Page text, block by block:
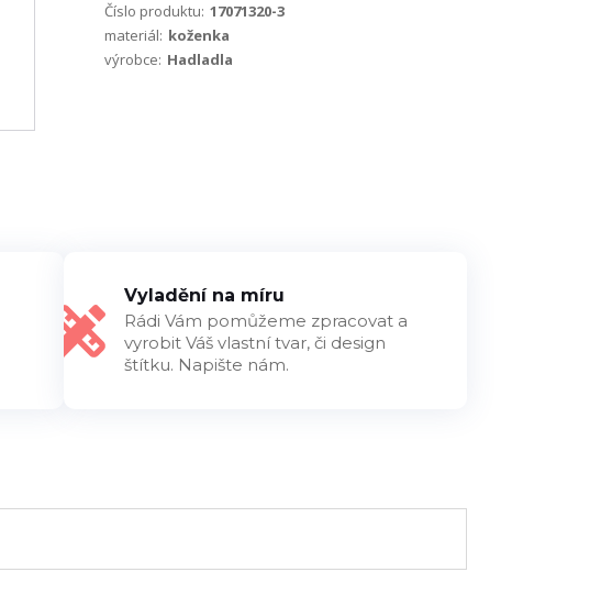
Číslo produktu: 17071320-3
materiál: koženka
výrobce: Hadladla
Vyladění na míru
Rádi Vám pomůžeme zpracovat a
vyrobit Váš vlastní tvar, či design
štítku. Napište nám.